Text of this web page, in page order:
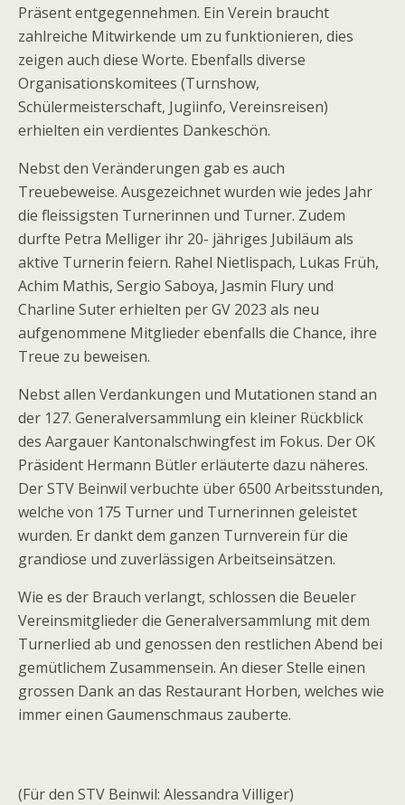
Präsent entgegennehmen. Ein Verein braucht
zahlreiche Mitwirkende um zu funktionieren, dies
zeigen auch diese Worte. Ebenfalls diverse
Organisationskomitees (Turnshow,
Schülermeisterschaft, Jugiinfo, Vereinsreisen)
erhielten ein verdientes Dankeschön.
Nebst den Veränderungen gab es auch
Treuebeweise. Ausgezeichnet wurden wie jedes Jahr
die fleissigsten Turnerinnen und Turner. Zudem
durfte Petra Melliger ihr 20- jähriges Jubiläum als
aktive Turnerin feiern. Rahel Nietlispach, Lukas Früh,
Achim Mathis, Sergio Saboya, Jasmin Flury und
Charline Suter erhielten per GV 2023 als neu
aufgenommene Mitglieder ebenfalls die Chance, ihre
Treue zu beweisen.
Nebst allen Verdankungen und Mutationen stand an
der 127. Generalversammlung ein kleiner Rückblick
des Aargauer Kantonalschwingfest im Fokus. Der OK
Präsident Hermann Bütler erläuterte dazu näheres.
Der STV Beinwil verbuchte über 6500 Arbeitsstunden,
welche von 175 Turner und Turnerinnen geleistet
wurden. Er dankt dem ganzen Turnverein für die
grandiose und zuverlässigen Arbeitseinsätzen.
Wie es der Brauch verlangt, schlossen die Beueler
Vereinsmitglieder die Generalversammlung mit dem
Turnerlied ab und genossen den restlichen Abend bei
gemütlichem Zusammensein. An dieser Stelle einen
grossen Dank an das Restaurant Horben, welches wie
immer einen Gaumenschmaus zauberte.
(Für den STV Beinwil: Alessandra Villiger)